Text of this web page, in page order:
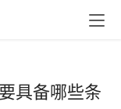
具备哪些条